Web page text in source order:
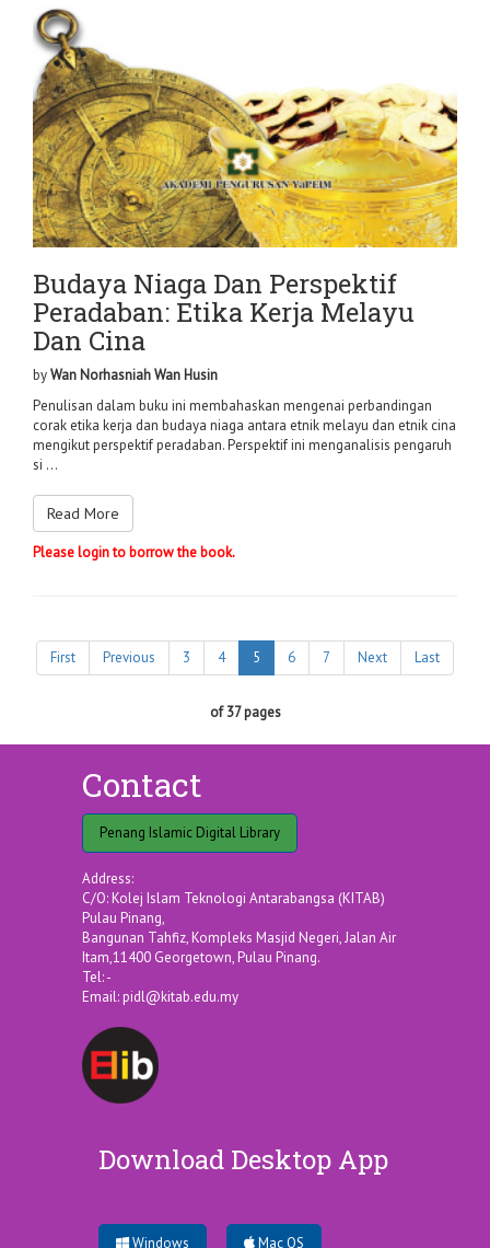
Budaya Niaga Dan Perspektif
Peradaban: Etika Kerja Melayu
Dan Cina
byWan Norhasniah Wan Husin
Penulisan dalam buku ini membahaskan mengenai perbandingan
corak etika kerja dan budaya niaga antara etnik melayu dan etnik cina
mengikut perspektif peradaban. Perspektif ini menganalisis pengaruh
si ...
Read More
Please login to borrow the book.
First Previous 3 4 5 6 7 Next Last
of 37 pages
Contact
Penang Islamic Digital Library
Address:
C/O: Kolej Islam Teknologi Antarabangsa (KITAB)
Pulau Pinang,
Bangunan Tahfiz, Kompleks Masjid Negeri, Jalan Air
Itam,11400 Georgetown, Pulau Pinang.
Tel: -
Email:pidl@kitab.edu.my
Download Desktop App
Windows Mac OS